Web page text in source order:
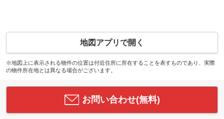
地図アプリで開く
※地図上に表示される物件の位置は付近住所に所在することを表すものであり、実際
の物件所在地とは異なる場合がございます。
お問い合わせ(無料)